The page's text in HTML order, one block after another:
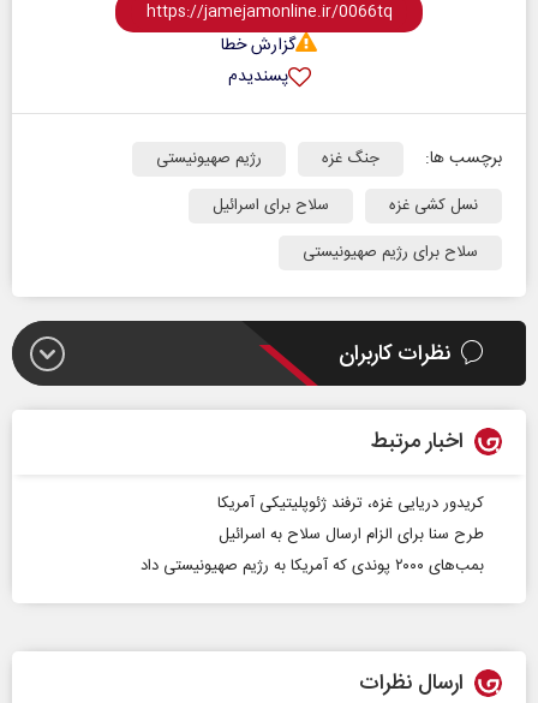
گزارش خطا
پسندیدم
برچسب ها: جنگ غزه
رژیم صهیونیستی
نسل کشی غزه
سلاح برای اسرائیل
سلاح برای رژیم صهیونیستی
نظرات کاربران
اخبار مرتبط
کریدور دریایی غزه، ترفند ژئوپلیتیکی آمریکا
طرح سنا برای الزام ارسال سلاح به اسرائیل
بمب‌های ۲۰۰۰ پوندی که آمریکا به رژیم صهیونیستی داد
ارسال نظرات